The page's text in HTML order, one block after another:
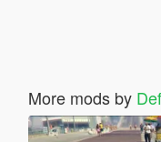
More mods by